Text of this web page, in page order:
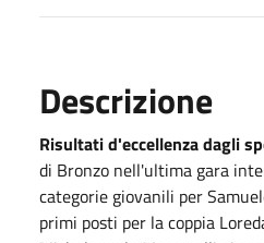
Descrizione
Risultati d'eccellenza dagli
di Bronzo nell'ultima gara
categorie giovanili per
primi posti per la coppia